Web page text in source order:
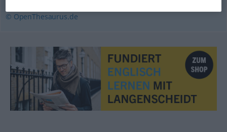
© OpenThesaurus.de